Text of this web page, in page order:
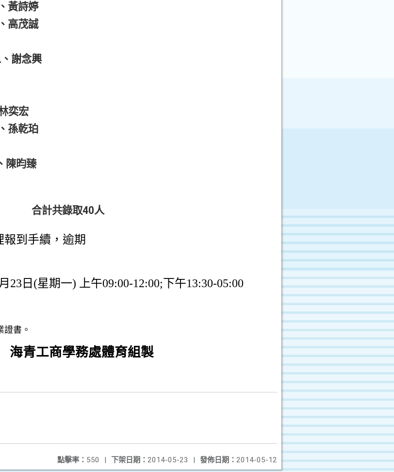
黃詩婷
高茂誠
謝念興
奕宏
孫乾珀
陳昀臻
合計共錄取40人
到手續， 逾期
月 23 日 (星期一) 上午09:00-12:00;下午13:30-05:00
書。
青工商學務處體育組製
發佈日期： 2014-05-12
下架日期： 2014-05-23 |
點擊率： 550 |